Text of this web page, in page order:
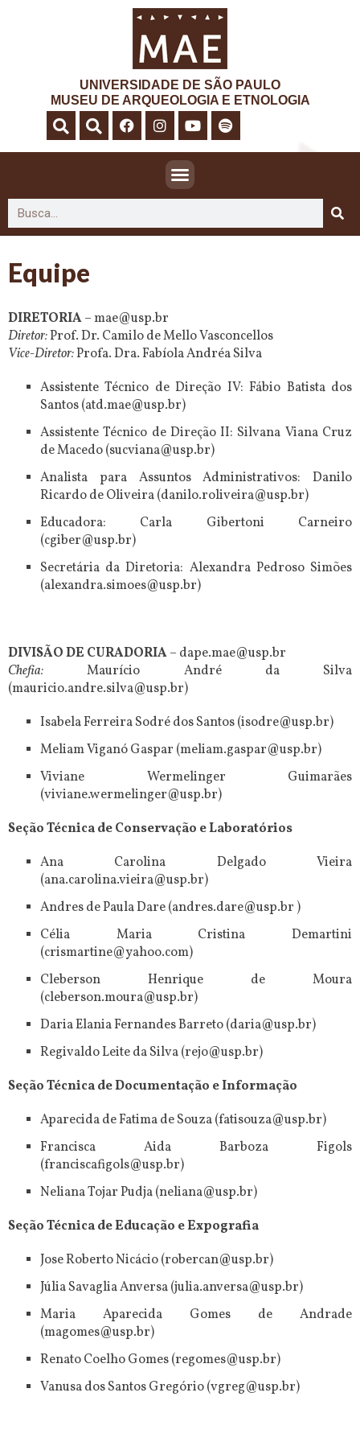
UNIVERSIDADE DE SÃO PAULO
MUSEU DE ARQUEOLOGIA E ETNOLOGIA
Equipe
DIRETORIA– mae@usp.br
Diretor:Prof. Dr. Camilo de Mello Vasconcellos
Vice-Diretor:Profa. Dra. Fabíola Andréa Silva
Assistente Técnico de Direção IV: Fábio Batista dos
Santos (atd.mae@usp.br)
Assistente Técnico de Direção II: Silvana Viana Cruz
de Macedo (sucviana@usp.br)
Analista para Assuntos Administrativos: Danilo
Ricardo de Oliveira (danilo.roliveira@usp.br)
Educadora: Carla Gibertoni Carneiro
(cgiber@usp.br)
Secretária da Diretoria: Alexandra Pedroso Simões
(alexandra.simoes@usp.br)
DIVISÃO DE CURADORIA– dape.mae@usp.br
Chefia: Maurício André da Silva
(mauricio.andre.silva@usp.br)
Isabela Ferreira Sodré dos Santos (isodre@usp.br)
Meliam Viganó Gaspar (meliam.gaspar@usp.br)
Viviane Wermelinger Guimarães
(viviane.wermelinger@usp.br)
Seção Técnica de Conservação e Laboratórios
Ana Carolina Delgado Vieira
(ana.carolina.vieira@usp.br)
Andres de Paula Dare (andres.dare@usp.br )
Célia Maria Cristina Demartini
(crismartine@yahoo.com)
Cleberson Henrique de Moura
(cleberson.moura@usp.br)
Daria Elania Fernandes Barreto (daria@usp.br)
Regivaldo Leite da Silva (rejo@usp.br)
Seção Técnica de Documentação e Informação
Aparecida de Fatima de Souza (fatisouza@usp.br)
Francisca Aida Barboza Figols
(franciscafigols@usp.br)
Neliana Tojar Pudja (neliana@usp.br)
Seção Técnica de Educação e Expografia
Jose Roberto Nicácio (robercan@usp.br)
Júlia Savaglia Anversa (julia.anversa@usp.br)
Maria Aparecida Gomes de Andrade
(magomes@usp.br)
Renato Coelho Gomes (regomes@usp.br)
Vanusa dos Santos Gregório (vgreg@usp.br)